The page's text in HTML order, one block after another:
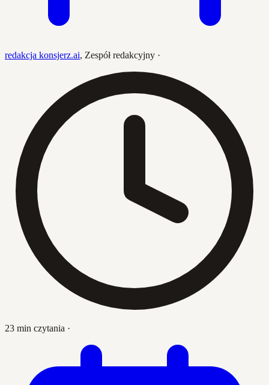
redakcja konsjerz.ai, Zespół redakcyjny ·
23 min czytania ·